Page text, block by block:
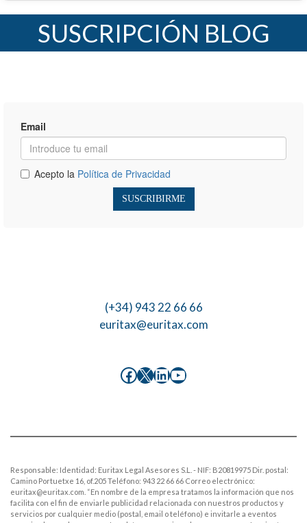
SUSCRIPCIÓN BLOG
(+34) 943 22 66 66
euritax@euritax.com
Facebook
X LinkedIn
YouTube
Responsable: Identidad: Euritax Legal Asesores S.L. - NIF: B20819975 Dir. postal:
Camino Portuetxe 16, of.205 Teléfono: 943 22 66 66 Correo electrónico:
euritax@euritax.com. “En nombre de la empresa tratamos la información que nos
facilita con el fin de enviarle publicidad relacionada con nuestros productos y
servicios por cualquier medio (postal, email o teléfono) e invitarle a eventos